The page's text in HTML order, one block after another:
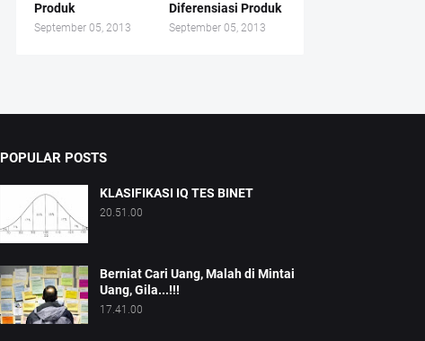
Produk
September 05, 2013
Diferensiasi Produk
September 05, 2013
POPULAR POSTS
KLASIFIKASI IQ TES BINET
20.51.00
Berniat Cari Uang, Malah di Mintai
Uang, Gila...!!!
17.41.00